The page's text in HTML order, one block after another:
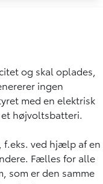
og skal oplades,
ingen
med en elektrisk
højvoltsbatteri.
f.eks. ved hjælp af en
Fælles for alle
som er den samme